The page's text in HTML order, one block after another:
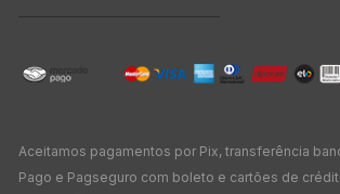
Aceitamos pagamentos por Pix, transferência
Pago e Pagseguro com boleto e cartões de